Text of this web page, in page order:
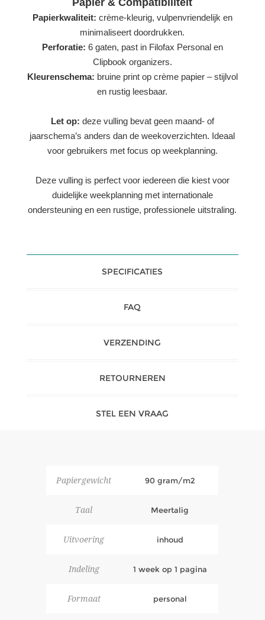
Papierkwaliteit: crème-kleurig, vulpenvriendelijk en
minimaliseert doordrukken.
Perforatie: 6 gaten, past in Filofax Personal en
Clipbook organizers.
Kleurenschema: bruine print op crème papier – stijlvol
en rustig leesbaar.
Let op: deze vulling bevat geen maand- of
jaarschema’s anders dan de weekoverzichten. Ideaal
voor gebruikers met focus op weekplanning.
Deze vulling is perfect voor iedereen die kiest voor
duidelijke weekplanning met internationale
ondersteuning en een rustige, professionele uitstraling.
SPECIFICATIES
FAQ
VERZENDING
RETOURNEREN
STEL EEN VRAAG
Papiergewicht 90 gram/m2
Taal Meertalig
Uitvoering inhoud
Indeling 1 week op 1 pagina
Formaat personal